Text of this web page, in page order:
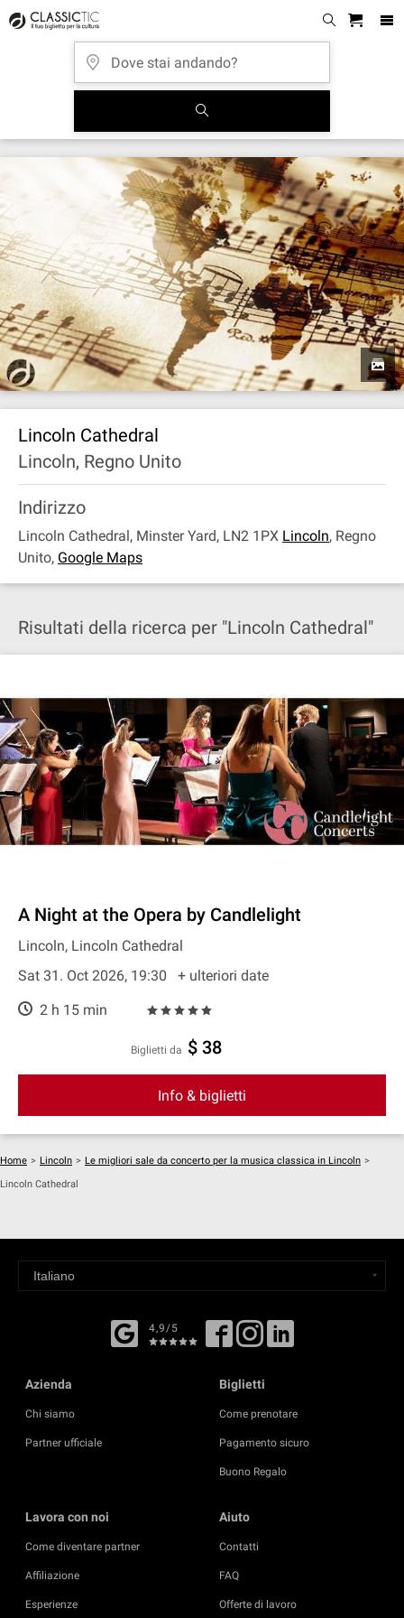
Lincoln Cathedral
Lincoln, Regno Unito
Indirizzo
Lincoln Cathedral, Minster Yard, LN2 1PX Lincoln, Regno
Unito, Google Maps
Risultati della ricerca per "Lincoln Cathedral"
A Night at the Opera by Candlelight
Lincoln, Lincoln Cathedral
Sat 31. Oct 2026, 19:30
+ ulteriori date
2 h 15 min
Biglietti da $ 38
Info & biglietti
Home > Lincoln > Le migliori sale da concerto per la musica classica in Lincoln >
Lincoln Cathedral
4,9/5
Azienda
Chi siamo
Partner ufficiale
Biglietti
Come prenotare
Pagamento sicuro
Buono Regalo
Lavora con noi
Come diventare partner
Affiliazione
Esperienze
Aiuto
Contatti
FAQ
Offerte di lavoro